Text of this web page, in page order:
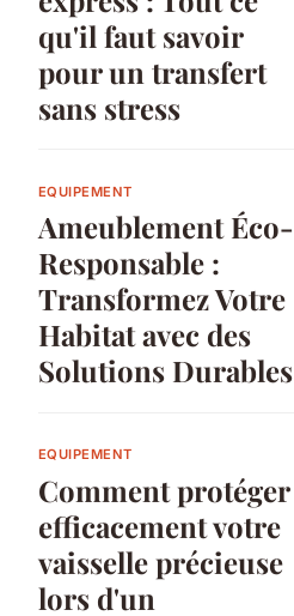
qu'il faut savoir
pour un transfert
sans stress
EQUIPEMENT
Ameublement Éco-
Responsable :
Transformez Votre
Habitat avec des
Solutions Durables
EQUIPEMENT
Comment protéger
efficacement votre
vaisselle précieuse
lors d'un